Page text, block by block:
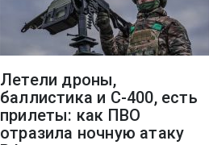
Летели дроны,
баллистика и С-400, есть
прилеты: как ПВО
отразила ночную атаку